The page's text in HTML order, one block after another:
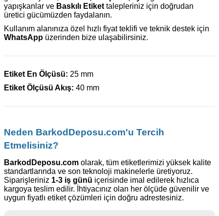
yapışkanlar ve Baskılı Etiket talepleriniz için doğrudan
üretici gücümüzden faydalanın.
Kullanım alanınıza özel hızlı fiyat teklifi ve teknik destek için
WhatsApp üzerinden bize ulaşabilirsiniz.
Etiket En Ölçüsü: 25 mm
Etiket Ölçüsü Akış: 40 mm
Neden BarkodDeposu.com'u Tercih
Etmelisiniz?
BarkodDeposu.com olarak, tüm etiketlerimizi yüksek kalite
standartlarında ve son teknoloji makinelerle üretiyoruz.
Siparişleriniz 1-3 iş günü içerisinde imal edilerek hızlıca
kargoya teslim edilir. İhtiyacınız olan her ölçüde güvenilir ve
uygun fiyatlı etiket çözümleri için doğru adrestesiniz.